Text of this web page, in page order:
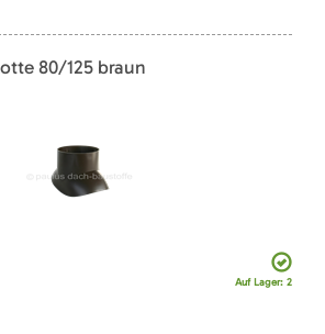
80/125 braun
Auf Lager: 2